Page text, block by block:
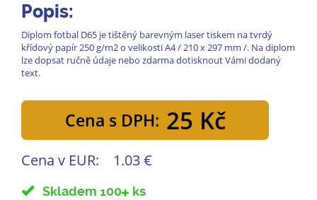
Popis:
Diplom fotbal D65 je tištěný barevným laser tiskem na tvrdý
křídový papír 250 g/m2 o velikosti A4 / 210 x 297 mm /. Na diplom
lze dopsat ručně údaje nebo zdarma dotisknout Vámi dodaný
text.
Cena s DPH: 25 Kč
Cena v EUR: 1.03 €
Skladem 100 ks